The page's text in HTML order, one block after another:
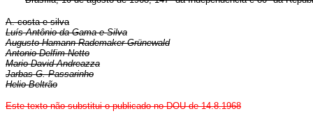
A. costa e silva
Luís Antônio da Gama e Silva
Augusto Hamann Rademaker Grünewald
Antonio Delfim Netto
Mario David Andreazza
Jarbas G. Passarinho
Helio Beltrão
Este texto não substitui o publicado no DOU de 14.8.1968